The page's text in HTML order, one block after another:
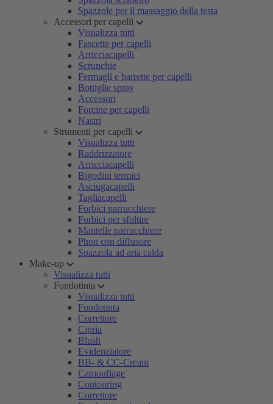
Spazzole per il massaggio della testa
Accessori per capelli
Visualizza tutti
Fascette per capelli
Arricciacapelli
Scrunchie
Fermagli e barrette per capelli
Bottiglie spray
Accessori
Forcine per capelli
Nastri
Strumenti per capelli
Visualizza tutti
Raddrizzatore
Arricciacapelli
Bigodini termici
Asciugacapelli
Tagliacapelli
Forbici parrucchiere
Forbici per sfoltire
Mantelle parrucchiere
Phon con diffusore
Spazzola ad aria calda
Make-up
Visualizza tutti
Fondotinta
Visualizza tutti
Fondotinta
Correttore
Cipria
Blush
Evidenziatore
BB- & CC-Cream
Camouflage
Contouring
Correttore